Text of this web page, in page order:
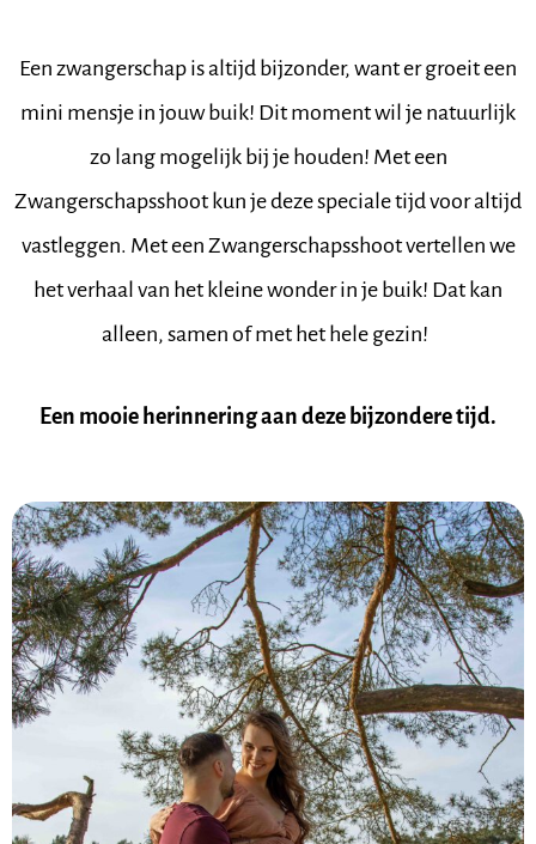
Een zwangerschap is altijd bijzonder, want er groeit een
mini mensje in jouw buik! Dit moment wil je natuurlijk
zo lang mogelijk bij je houden! Met een
Zwangerschapsshoot kun je deze speciale tijd voor altijd
vastleggen. Met een Zwangerschapsshoot vertellen we
het verhaal van het kleine wonder in je buik! Dat kan
alleen, samen of met het hele gezin!
Een mooie herinnering aan deze bijzondere tijd.